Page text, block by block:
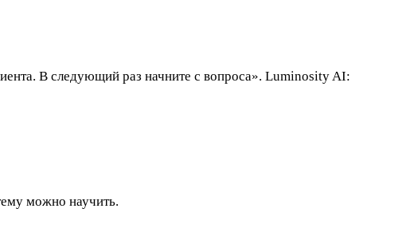
В следующий раз начните с вопроса». Luminosity AI:
можно научить.